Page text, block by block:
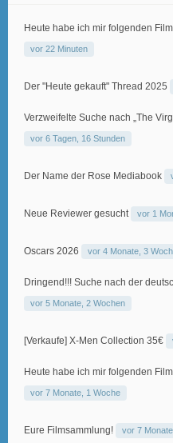
Heute habe ich mir folgenden
vor 22 Minuten
Der "Heute gekauft" Thread 2025
Verzweifelte Suche nach „The
vor 6 Tagen, 16 Stunden
Der Name der Rose Mediabook
Neue Reviewer gesucht vor 1
Oscars 2026 vor 4 Monate, 3
Dringend!!! Suche nach der
vor 5 Monate, 2 Wochen
[Verkaufe] X-Men Collection 35€
Heute habe ich mir folgenden
vor 7 Monate, 1 Woche
Eure Filmsammlung! vor 7